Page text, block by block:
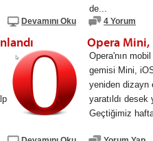
Devamını Oku
de...
4 Yorum
Opera Mini,
Opera'nın
gemisi Mini,
yeniden dizayn
yaratıldı
Geçtiğimiz